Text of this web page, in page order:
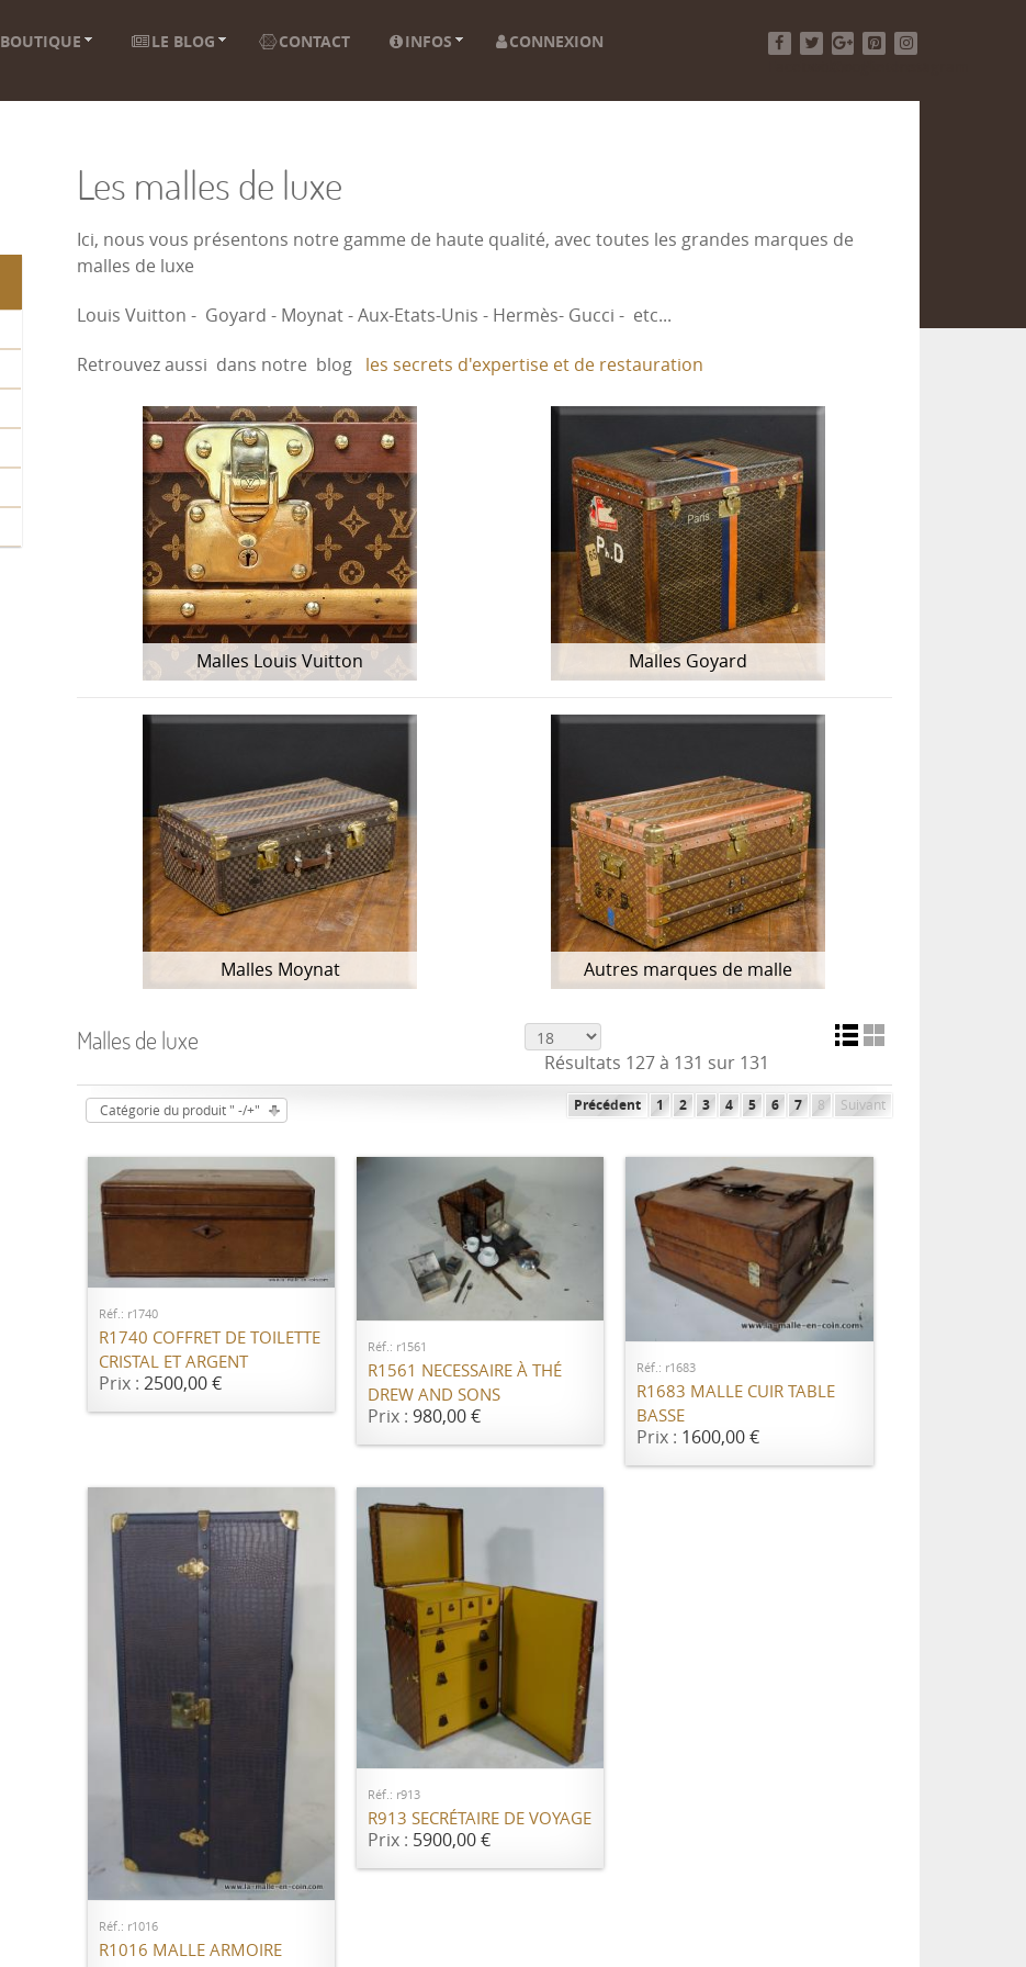
BOUTIQUE LE BLOG CONTACT INFOS
CONNEXION
Les malles de luxe
Ici, nous vous présentons notre gamme de haute qualité, avec toutes les grandes marques de
malles de luxe
Louis Vuitton - Goyard - Moynat - Aux-Etats-Unis - Hermès- Gucci - etc...
Retrouvez aussi dans notre blog les secrets d'expertise et de restauration
Malles Louis Vuitton Malles Goyard
Malles Moynat Autres marques de malle
Malles de luxe
Résultats 127 à 131 sur 131
Catégorie du produit " -/+" Précédent 1 2 3 4 5 6 7 8 Suivant
Réf.: r1740
R1740 COFFRET DE TOILETTE
CRISTAL ET ARGENT
Prix : 2500,00 €
AJOUTER AU PANIER
Réf.: r1561
R1561 NECESSAIRE À THÉ
DREW AND SONS
Prix : 980,00 €
AJOUTER AU PANIER
Réf.: r1683
R1683 MALLE CUIR TABLE
BASSE
Prix : 1600,00 €
Réf.: r1016
R1016 MALLE ARMOIRE
AJOUTER AU PANIER
Réf.: r913
R913 SECRÉTAIRE DE VOYAGE
Prix : 5900,00 €